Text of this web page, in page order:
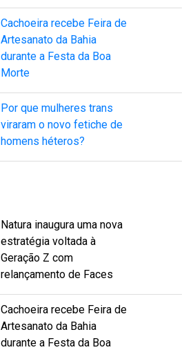
Cachoeira recebe Feira de
Artesanato da Bahia
durante a Festa da Boa
Morte
Por que mulheres trans
viraram o novo fetiche de
homens héteros?
Natura inaugura uma nova
estratégia voltada à
Geração Z com
relançamento de Faces
Cachoeira recebe Feira de
Artesanato da Bahia
durante a Festa da Boa